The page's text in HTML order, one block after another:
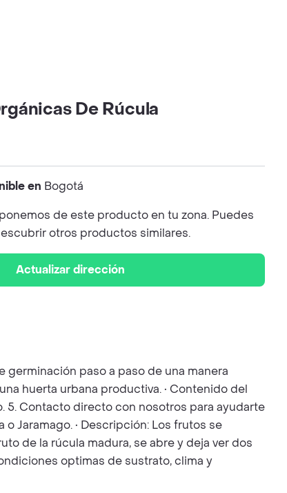
De Rúcula
en Bogotá
de este producto en tu zona. Puedes
otros productos similares.
Actualizar dirección
germinación paso a paso de una manera
huerta urbana productiva. • Contenido del
5. Contacto directo con nosotros para ayudarte
o Jaramago. • Descripción: Los frutos se
de la rúcula madura, se abre y deja ver dos
optimas de sustrato, clima y